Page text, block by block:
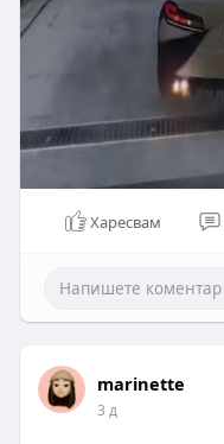
Харесвам
marinette
3 д